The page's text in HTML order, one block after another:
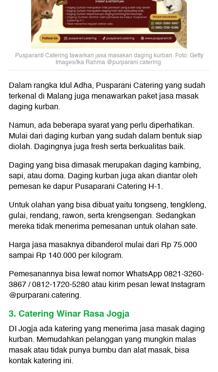
Pusparanti Catering tawarkan jasa masakan daging kurban. Foto: Getty
Images/Ika Rahma @purparani.catering.
Dalam rangka Idul Adha, Pusparani Catering yang sudah
terkenal di Malang juga menawarkan paket jasa masak
daging kurban.
Namun, ada beberapa syarat yang perlu diperhatikan.
Mulai dari daging kurban yang sudah dalam bentuk siap
diolah. Dagingnya juga fresh serta berkualitas baik.
Daging yang bisa dimasak merupakan daging kambing,
sapi, atau doma. Daging kurban juga akan diantar oleh
pemesan ke dapur Pusaparani Catering H-1.
Untuk olahan yang bisa dibuat yaitu tongseng, tengkleng,
gulai, rendang, rawon, serta krengsengan. Sedangkan
mereka tidak menerima pemesanan untuk olahan sate.
Harga jasa masaknya dibanderol mulai dari Rp 75.000
sampai Rp 140.000 per kilogram.
Pemesanannya bisa lewat nomor WhatsApp 0821-3260-
3867 / 0812-1720-5280 atau kirim pesan lewat Instagram
@purparani.catering.
3. Catering Winar Rasa Jogja
DI Jogja ada katering yang menerima jasa masak daging
kurban. Memudahkan pelanggan yang mungkin malas
masak atau tidak punya bumbu dan alat masak, bisa
kontak katering ini.